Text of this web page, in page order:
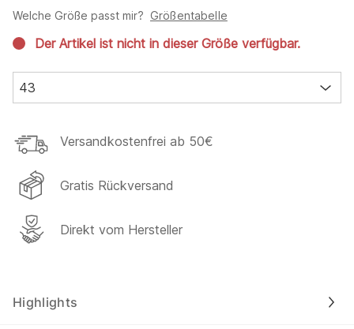
Welche Größe passt mir? Größentabelle
Der Artikel ist nicht in dieser Größe verfügbar.
43
Versandkostenfrei ab 50€
Gratis Rückversand
Direkt vom Hersteller
Highlights